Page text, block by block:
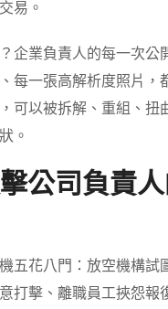
易。
企業負責人的每一次公
每一張高解析度照片，
可以被拆解、重組、扭
。
公司負責
五花八門：放空機構試
打擊、離職員工挾怨報